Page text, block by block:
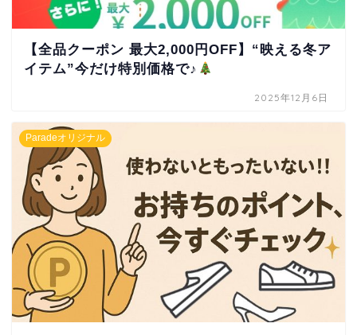
【全品クーポン 最大2,000円OFF】“映える冬ア
イテム”今だけ特別価格で♪
2025年12月6日
Paradeオリジナル